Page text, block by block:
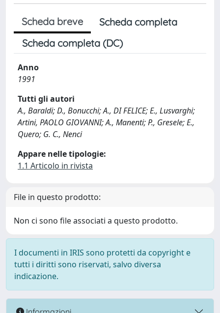
Scheda breve
Scheda completa
Scheda completa (DC)
Anno
1991
Tutti gli autori
A., Baraldi; D., Bonucchi; A., DI FELICE; E., Lusvarghi;
Artini, PAOLO GIOVANNI; A., Manenti; P., Gresele; E.,
Quero; G. C., Nenci
Appare nelle tipologie:
1.1 Articolo in rivista
File in questo prodotto:
Non ci sono file associati a questo prodotto.
I documenti in IRIS sono protetti da copyright e
tutti i diritti sono riservati, salvo diversa
indicazione.